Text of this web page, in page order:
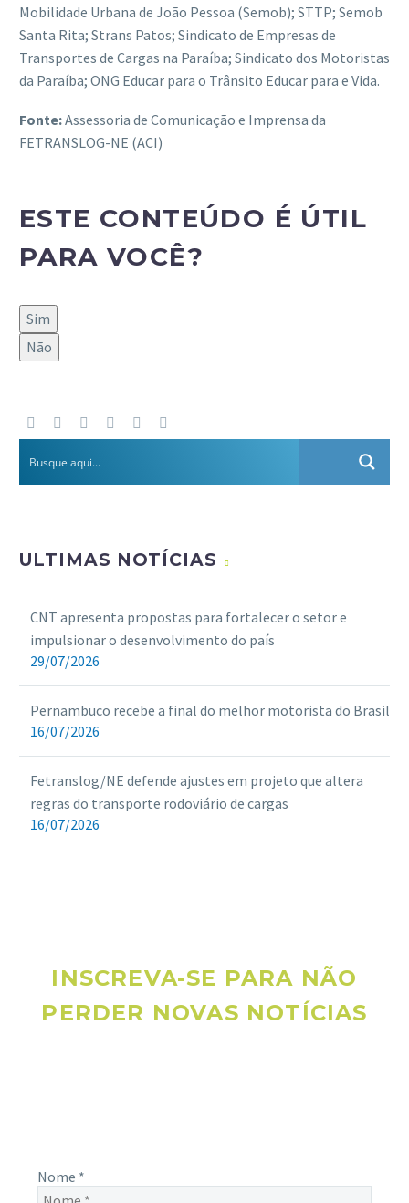
Mobilidade Urbana de João Pessoa (Semob); STTP; Semob
Santa Rita; Strans Patos; Sindicato de Empresas de
Transportes de Cargas na Paraíba; Sindicato dos Motoristas
da Paraíba; ONG Educar para o Trânsito Educar para e Vida.
Fonte:Assessoria de Comunicação e Imprensa da
FETRANSLOG-NE (ACI)
ESTE CONTEÚDO É ÚTIL
PARA VOCÊ?
Sim
Não
ULTIMAS NOTÍCIAS
CNT apresenta propostas para fortalecer o setor e
impulsionar o desenvolvimento do país
29/07/2026
Pernambuco recebe a final do melhor motorista do Brasil
16/07/2026
Fetranslog/NE defende ajustes em projeto que altera
regras do transporte rodoviário de cargas
16/07/2026
INSCREVA-SE PARA NÃO
PERDER NOVAS NOTÍCIAS
Nome *